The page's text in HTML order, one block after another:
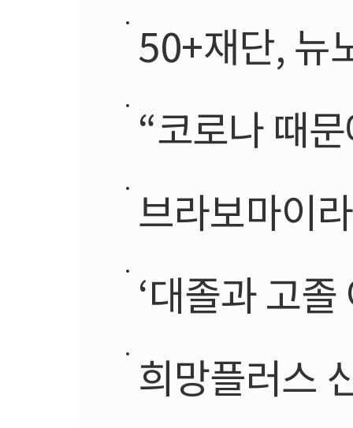
50+재단, 뉴노
“코로나 때
브라보마이라이
‘대졸과 고
희망플러스